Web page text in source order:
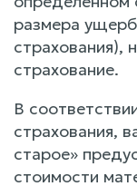
размера
страхования),
страхование.
В
страхования,
старое»
стоимости